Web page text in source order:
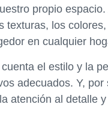
propio
texturas, los
en cualquier
el estilo y la
adecuados. Y,
atención al detalle